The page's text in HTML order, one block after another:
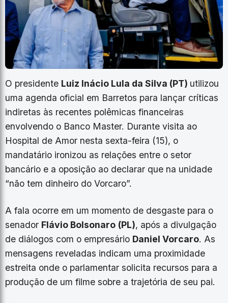
O presidente Luiz Inácio Lula da Silva (PT) utilizou
uma agenda oficial em Barretos para lançar críticas
indiretas às recentes polêmicas financeiras
envolvendo o Banco Master. Durante visita ao
Hospital de Amor nesta sexta-feira (15), o
mandatário ironizou as relações entre o setor
bancário e a oposição ao declarar que na unidade
“não tem dinheiro do Vorcaro”.
​A fala ocorre em um momento de desgaste para o
senador Flávio Bolsonaro (PL), após a divulgação
de diálogos com o empresário Daniel Vorcaro. As
mensagens reveladas indicam uma proximidade
estreita onde o parlamentar solicita recursos para a
produção de um filme sobre a trajetória de seu pai.